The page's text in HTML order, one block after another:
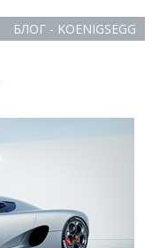
БЛОГ - KOENIGSEGG